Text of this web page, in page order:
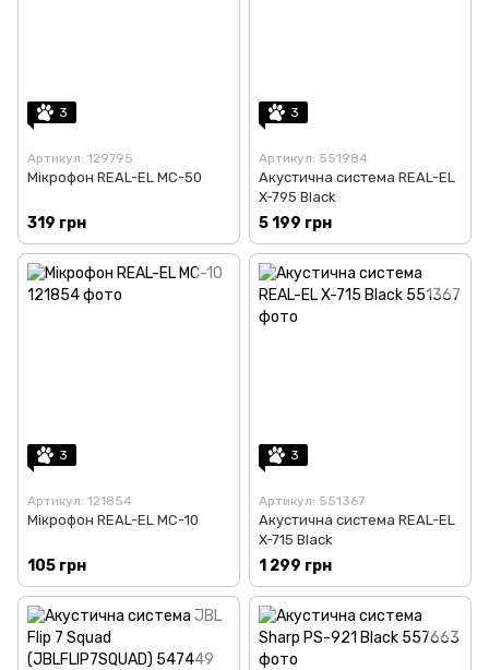
3
Артикул: 129795
Мікрофон REAL-EL MC-50
319 грн
3
Артикул: 551984
Акустична система REAL-EL
X-795 Black
5 199 грн
3
Артикул: 121854
Мікрофон REAL-EL MC-10
105 грн
3
Артикул: 551367
Акустична система REAL-EL
X-715 Black
1 299 грн